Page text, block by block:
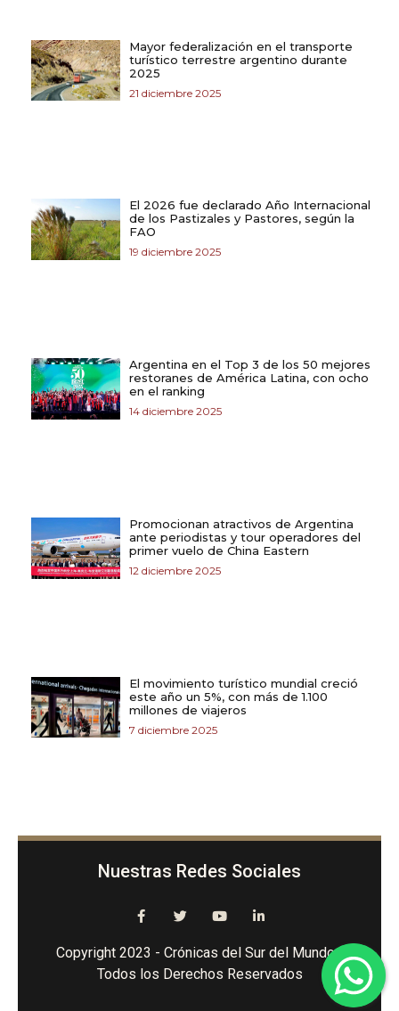
Mayor federalización en el transporte
turístico terrestre argentino durante
2025
21 diciembre 2025
El 2026 fue declarado Año Internacional
de los Pastizales y Pastores, según la
FAO
19 diciembre 2025
Argentina en el Top 3 de los 50 mejores
restoranes de América Latina, con ocho
en el ranking
14 diciembre 2025
Promocionan atractivos de Argentina
ante periodistas y tour operadores del
primer vuelo de China Eastern
12 diciembre 2025
El movimiento turístico mundial creció
este año un 5%, con más de 1.100
millones de viajeros
7 diciembre 2025
Nuestras Redes Sociales
Copyright 2023 - Crónicas del Sur del Mundo -
Todos los Derechos Reservados